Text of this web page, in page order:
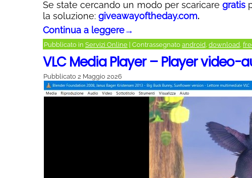
Se state cercando un modo per scaricaregratis
la soluzione: giveawayoftheday.com.
Continua a leggere→
Pubblicato in Servizi Online Contrassegnato android, download,
VLC Media Player – Player video-
Pubblicato 2 Maggio 2026